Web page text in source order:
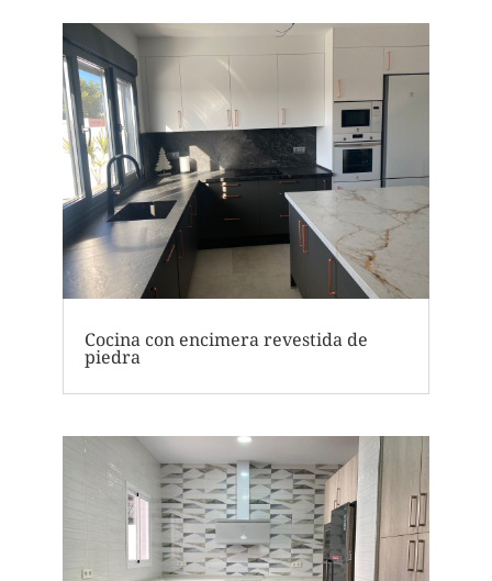
Cocina con encimera revestida de
piedra